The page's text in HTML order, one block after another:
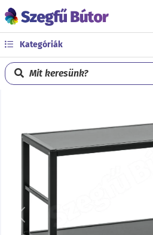
Kategóriák
Mit keresünk?
Előző